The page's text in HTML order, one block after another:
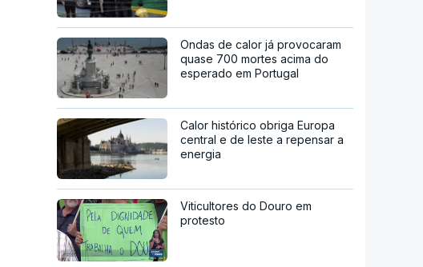
Ondas de calor já provocaram
quase 700 mortes acima do
esperado em Portugal
Calor histórico obriga Europa
central e de leste a repensar a
energia
Viticultores do Douro em
protesto